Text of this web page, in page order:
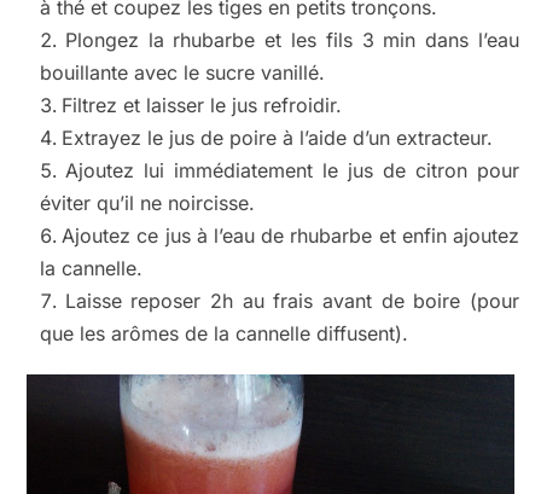
à thé et coupez les tiges en petits tronçons.
Plongez la rhubarbe et les fils 3 min dans l’eau
bouillante avec le sucre vanillé.
Filtrez et laisser le jus refroidir.
Extrayez le jus de poire à l’aide d’un extracteur.
Ajoutez lui immédiatement le jus de citron pour
éviter qu’il ne noircisse.
Ajoutez ce jus à l’eau de rhubarbe et enfin ajoutez
la cannelle.
Laisse reposer 2h au frais avant de boire (pour
que les arômes de la cannelle diffusent).